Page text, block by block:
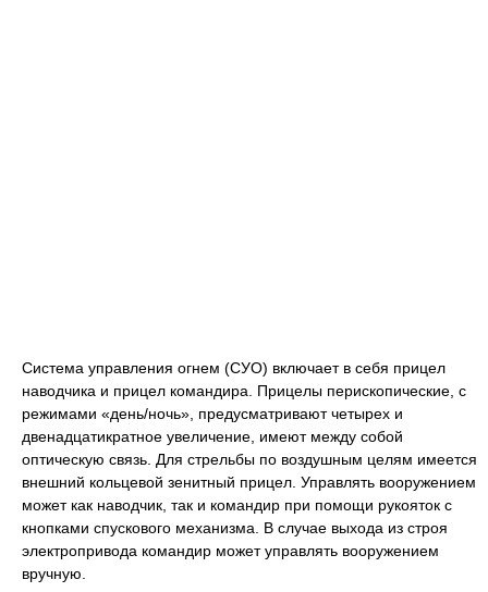
Система управления огнем (СУО) включает в себя прицел
наводчика и прицел командира. Прицелы перископические, с
режимами «день/ночь», предусматривают четырех и
двенадцатикратное увеличение, имеют между собой
оптическую связь. Для стрельбы по воздушным целям имеется
внешний кольцевой зенитный прицел. Управлять вооружением
может как наводчик, так и командир при помощи рукояток с
кнопками спускового механизма. В случае выхода из строя
электропривода командир может управлять вооружением
вручную.